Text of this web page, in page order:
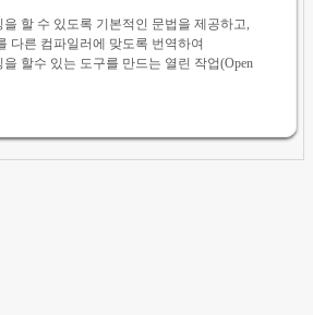
할 수 있도록 기본적인 문법을 제공하고,
다른 컴파일러에 맞도록 번역하여
할수 있는 도구를 만드는 열린 작업(Open